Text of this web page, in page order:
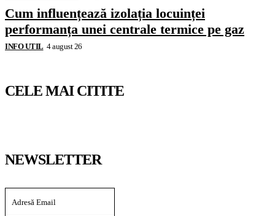
Cum influențează izolația locuinței
performanța unei centrale termice pe gaz
INFO UTIL 4 august 26
CELE MAI CITITE
NEWSLETTER